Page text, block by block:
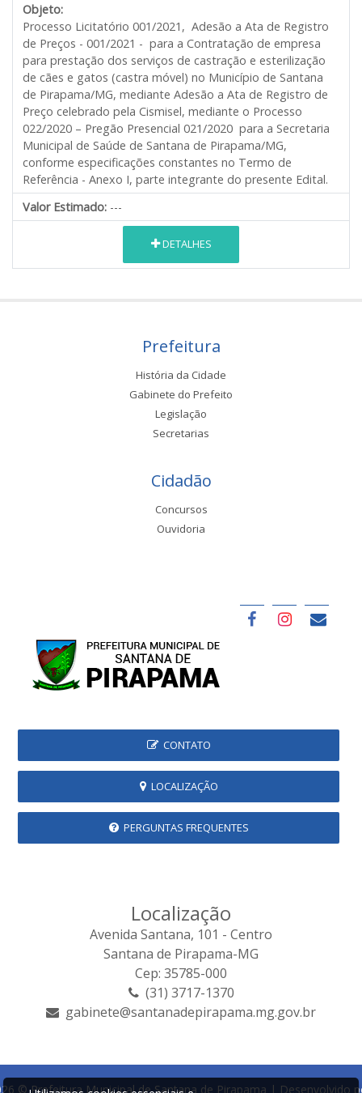
Objeto:
Processo Licitatório 001/2021, Adesão a Ata de Registro
de Preços - 001/2021 - para a Contratação de empresa
para prestação dos serviços de castração e esterilização
de cães e gatos (castra móvel) no Município de Santana
de Pirapama/MG, mediante Adesão a Ata de Registro de
Preço celebrado pela Cismisel, mediante o Processo
022/2020 – Pregão Presencial 021/2020 para a Secretaria
Municipal de Saúde de Santana de Pirapama/MG,
conforme especificações constantes no Termo de
Referência - Anexo I, parte integrante do presente Edital.
Valor Estimado: ---
DETALHES
Prefeitura
História da Cidade
Gabinete do Prefeito
Legislação
Secretarias
Cidadão
Concursos
Ouvidoria
CONTATO
LOCALIZAÇÃO
PERGUNTAS FREQUENTES
Localização
Avenida Santana, 101 - Centro
Santana de Pirapama-MG
Cep: 35785-000
(31) 3717-1370
gabinete@santanadepirapama.mg.gov.br
© Prefeitura Municipal de Santana de Pirapama | Desenvolvido